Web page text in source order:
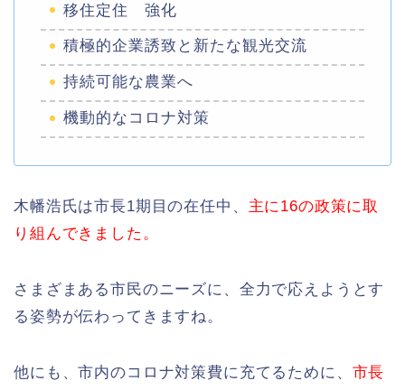
移住定住 強化
積極的企業誘致と新たな観光交流
持続可能な農業へ
機動的なコロナ対策
木幡浩氏は市長1期目の在任中、 主に16の政策に取
り組んできました。
さまざまある市民のニーズに、全力で応えようとす
る姿勢が伝わってきますね。
他にも、市内のコロナ対策費に充てるために、 市長